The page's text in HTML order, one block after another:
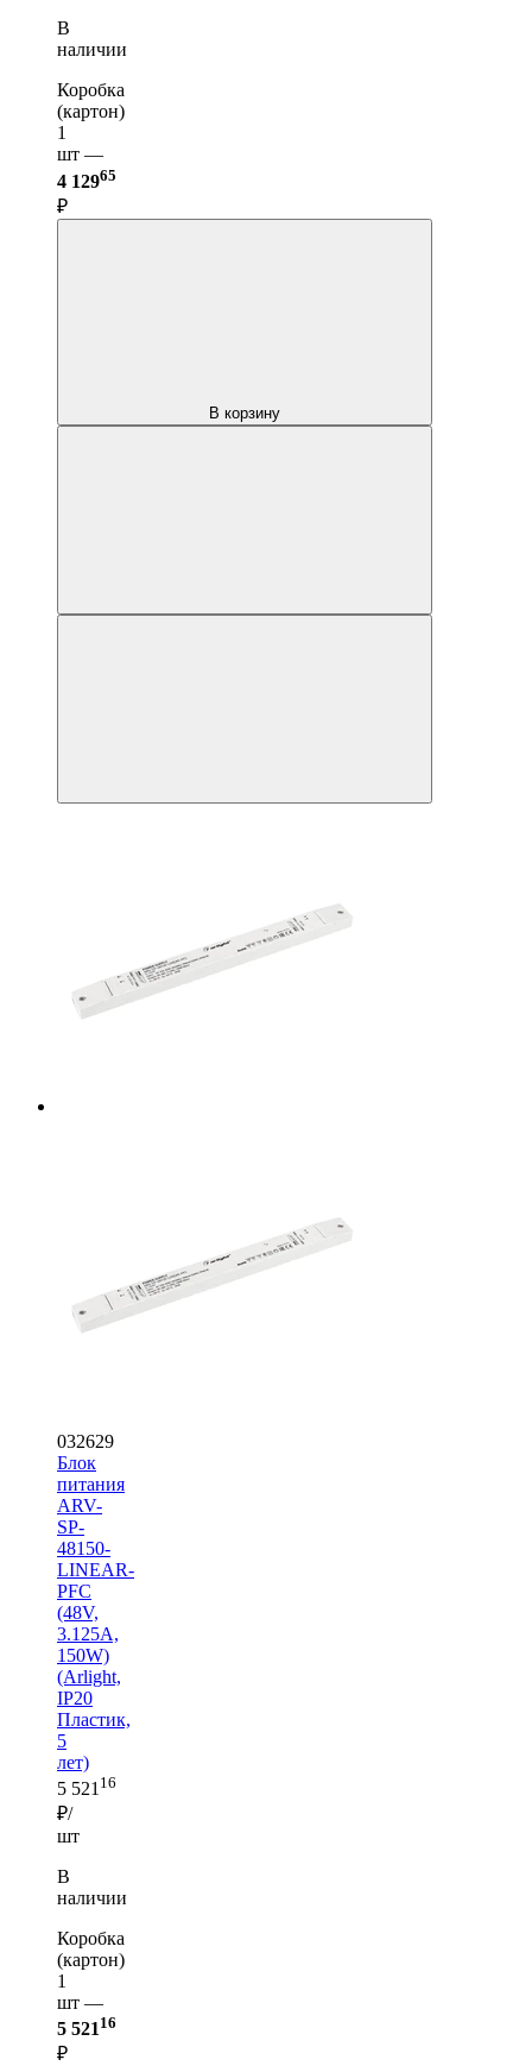
В
наличии
Коробка
(картон)
1
шт —
4 12965
₽
В корзину
032629
Блок
питания
ARV-
SP-
48150-
LINEAR-
PFC
(48V,
3.125A,
150W)
(Arlight,
IP20
Пластик,
5
лет)
5 521 16
₽/
шт
В
наличии
Коробка
(картон)
1
шт —
5 52116
₽